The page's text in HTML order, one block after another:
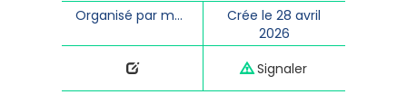
Organisé par morgane
Crée le 28 avril
2026
Signaler